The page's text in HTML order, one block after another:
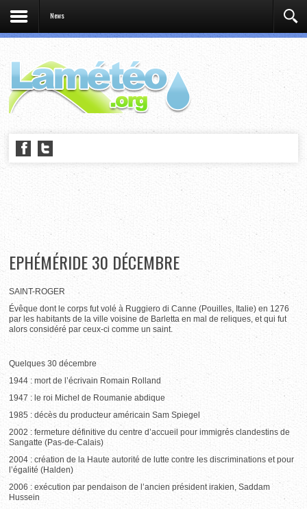
News
EPHÉMÉRIDE 30 DÉCEMBRE
SAINT-ROGER
Évêque dont le corps fut volé à Ruggiero di Canne (Pouilles, Italie) en 1276
par les habitants de la ville voisine de Barletta en mal de reliques, et qui fut
alors considéré par ceux-ci comme un saint.
Quelques 30 décembre
1944 : mort de l’écrivain Romain Rolland
1947 : le roi Michel de Roumanie abdique
1985 : décès du producteur américain Sam Spiegel
2002 : fermeture définitive du centre d’accueil pour immigrés clandestins de
Sangatte (Pas-de-Calais)
2004 : création de la Haute autorité de lutte contre les discriminations et pour
l’égalité (Halden)
2006 : exécution par pendaison de l’ancien président irakien, Saddam
Hussein